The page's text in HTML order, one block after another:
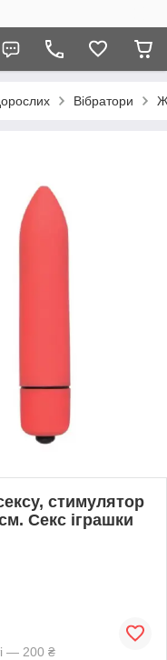
Вібратори
стимулятор
Секс іграшки
— 200 ₴